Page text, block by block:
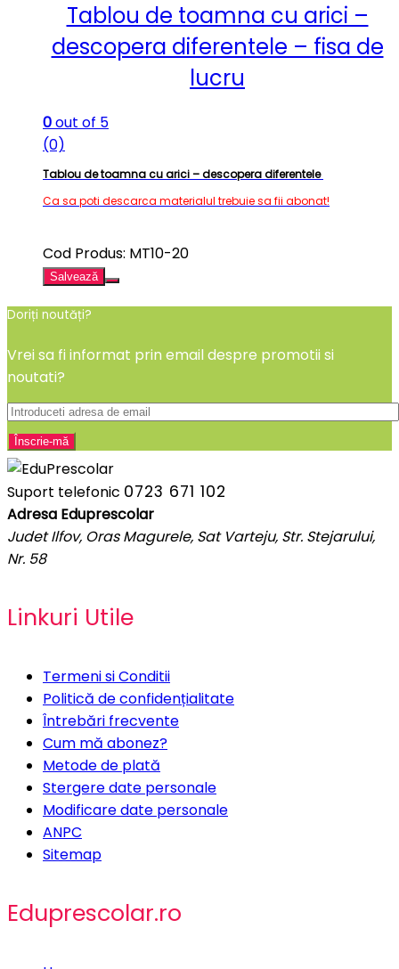
Tablou de toamna cu arici –
descopera diferentele – fisa de
lucru
0out of 5
(0)
Tablou de toamna cu arici – descopera diferentele
Ca sa poti descarca materialul trebuie sa fii abonat!
Cod Produs: MT10-20
Salvează
Doriți noutăți?
Vrei sa fi informat prin email despre promotii si
noutati?
Suport telefonic 0723 671 102
Adresa Eduprescolar
Judet Ilfov, Oras Magurele, Sat Varteju, Str. Stejarului,
Nr. 58
Linkuri Utile
Termeni si Conditii
Politică de confidențialitate
Întrebări frecvente
Cum mă abonez?
Metode de plată
Stergere date personale
Modificare date personale
ANPC
Sitemap
Eduprescolar.ro